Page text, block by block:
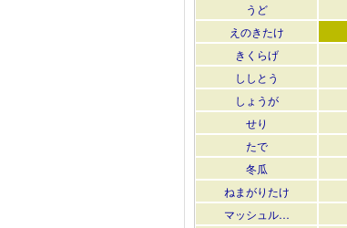
うど
えのきたけ
きくらげ
ししとう
しょうが
せり
たで
冬瓜
ねまがりたけ
マッシュル…